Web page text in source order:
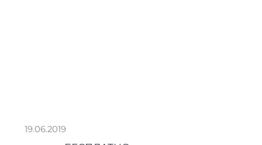
19.06.2019